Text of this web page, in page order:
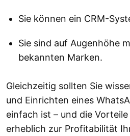
Sie können ein CRM-
Sie sind auf Augenhöhe
bekannten Marken.
Gleichzeitig sollten Sie
und Einrichten eines
einfach ist – und die
erheblich zur Profitabilität